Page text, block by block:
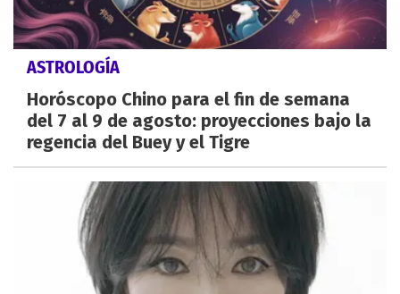
ASTROLOGÍA
Horóscopo Chino para el fin de semana
del 7 al 9 de agosto: proyecciones bajo la
regencia del Buey y el Tigre